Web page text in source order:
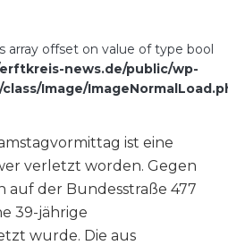
array offset on value of type bool
news.de/public/wp-
Image/
ist eine
verletzt worden. Gegen
auf der Bundesstraße 477
39-jährige
wurde. Die aus